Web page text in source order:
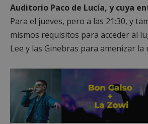
Auditorio Paco de Lucía, y cuya
Para el jueves, pero a las 21:30, y
mismos requisitos para acceder al
Lee y las Ginebras para amenizar la